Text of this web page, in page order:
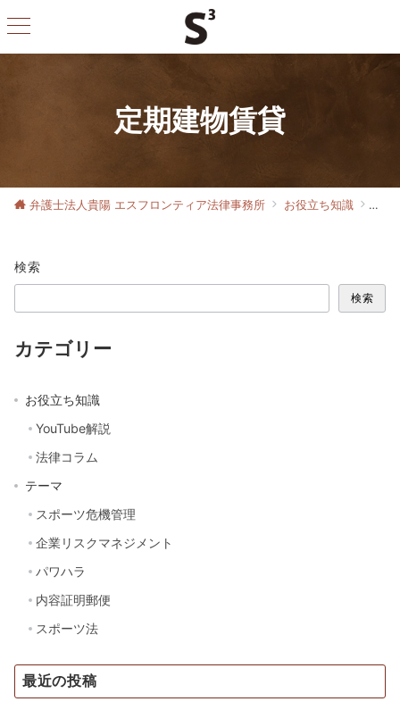
定期建物賃貸
弁護士法人貴陽 エスフロンティア法律事務所 お役立ち知識 テー
検索
検索
カテゴリー
お役立ち知識
YouTube解説
法律コラム
テーマ
スポーツ危機管理
企業リスクマネジメント
パワハラ
内容証明郵便
スポーツ法
最近の投稿